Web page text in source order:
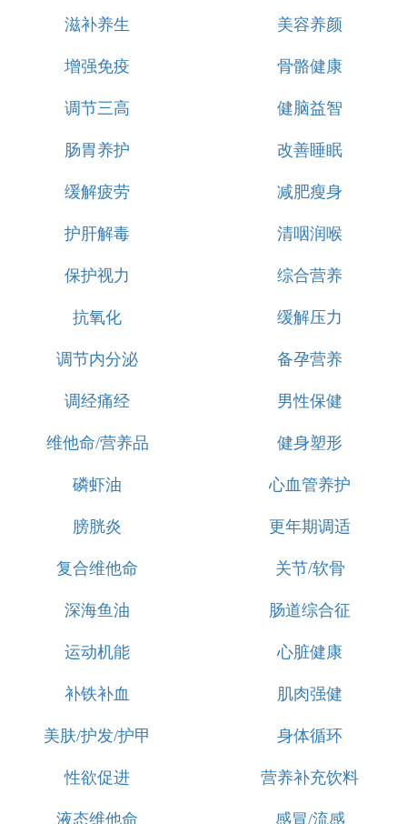
滋补养生 美容养颜
增强免疫 骨骼健康
调节三高 健脑益智
肠胃养护 改善睡眠
缓解疲劳 减肥瘦身
护肝解毒 清咽润喉
保护视力 综合营养
抗氧化 缓解压力
调节内分泌 备孕营养
调经痛经 男性保健
维他命/营养品 健身塑形
磷虾油 心血管养护
膀胱炎 更年期调适
复合维他命 关节/软骨
深海鱼油 肠道综合征
运动机能 心脏健康
补铁补血 肌肉强健
美肤/护发/护甲 身体循环
性欲促进 营养补充饮料
液态维他命 感冒/流感